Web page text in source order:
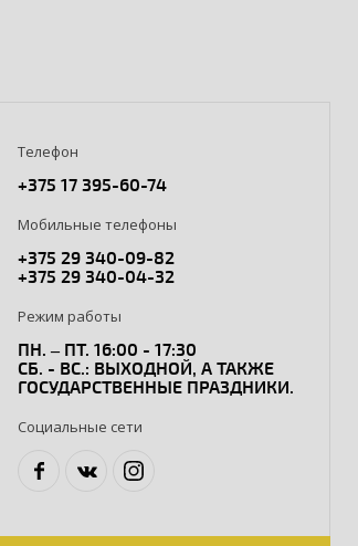
Телефон
+375 17 395-60-74
Мобильные телефоны
+375 29 340-09-82
+375 29 340-04-32
Режим работы
ПН. – ПТ. 16:00 - 17:30
СБ. - ВС.: ВЫХОДНОЙ, А ТАКЖЕ
ГОСУДАРСТВЕННЫЕ ПРАЗДНИКИ.
Социальные сети